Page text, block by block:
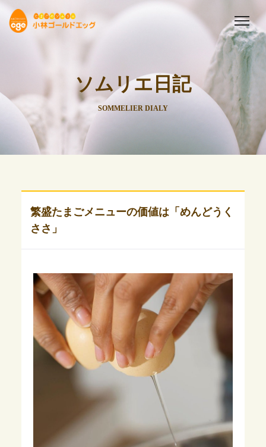
ソムリエ日記
SOMMELIER DIALY
繁盛たまごメニューの価値は「めんどうく
ささ」